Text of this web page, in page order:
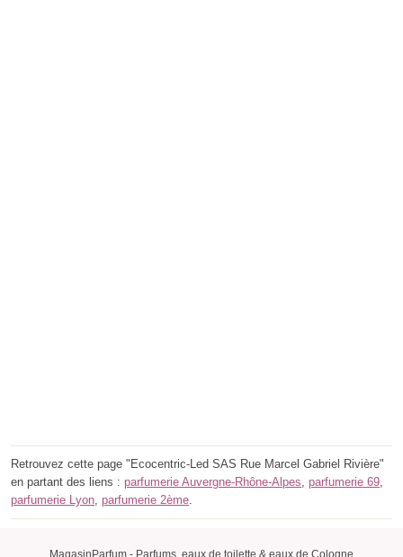
Retrouvez cette page "Ecocentric-Led SAS Rue Marcel Gabriel Rivière"
en partant des liens : parfumerie Auvergne-Rhône-Alpes, parfumerie 69,
parfumerie Lyon, parfumerie 2ème.